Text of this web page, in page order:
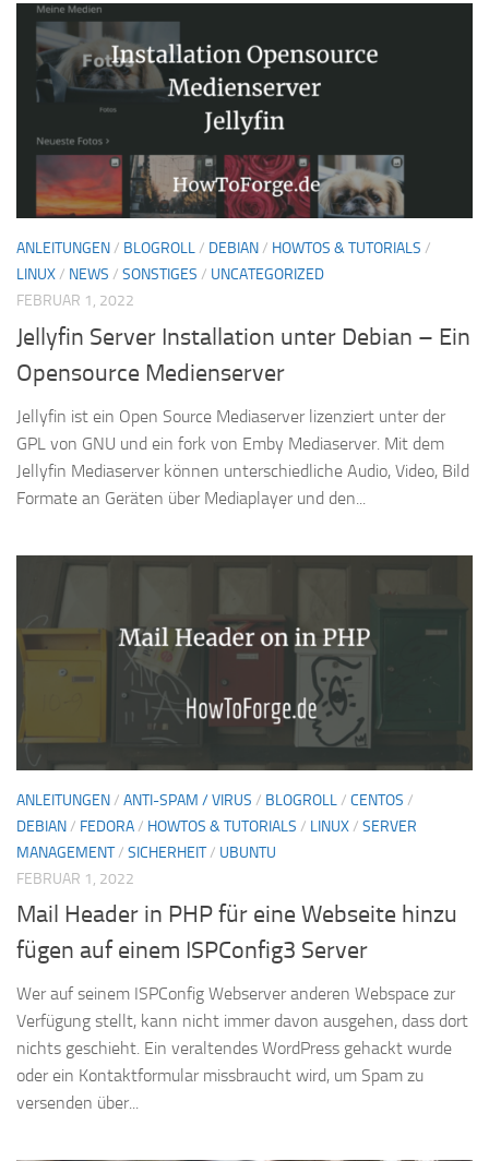
ANLEITUNGEN/ BLOGROLL/ DEBIAN/ HOWTOS & TUTORIALS /
LINUX/ NEWS / SONSTIGES / UNCATEGORIZED
FEBRUAR 1, 2022
Jellyfin Server Installation unter Debian – Ein
Opensource Medienserver
Jellyfin ist ein Open Source Mediaserver lizenziert unter der
GPL von GNU und ein fork von Emby Mediaserver. Mit dem
Jellyfin Mediaserver können unterschiedliche Audio, Video, Bild
Formate an Geräten über Mediaplayer und den...
ANLEITUNGEN/ ANTI-SPAM / VIRUS / BLOGROLL/ CENTOS /
DEBIAN/ FEDORA/ HOWTOS & TUTORIALS / LINUX/ SERVER
MANAGEMENT/ SICHERHEIT/ UBUNTU
FEBRUAR 1, 2022
Mail Header in PHP für eine Webseite hinzu
fügen auf einem ISPConfig3 Server
Wer auf seinem ISPConfig Webserver anderen Webspace zur
Verfügung stellt, kann nicht immer davon ausgehen, dass dort
nichts geschieht. Ein veraltendes WordPress gehackt wurde
oder ein Kontaktformular missbraucht wird, um Spam zu
versenden über...